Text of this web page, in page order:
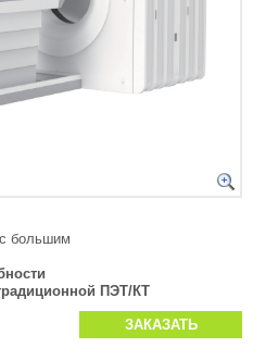
большим
ПЭТ/КТ
ЗАКАЗАТЬ